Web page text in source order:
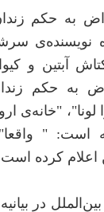
به حکم
نویسنده‌ی
آبتین و
به حکم
لونا"،
است: "
اعلام کرده
در